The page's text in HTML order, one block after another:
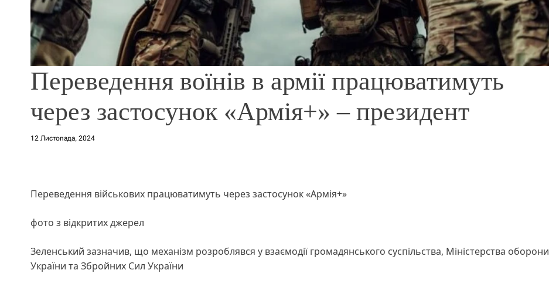
Переведення воїнів в армії працюватимуть
через застосунок «Армія+» – президент
12 Листопада, 2024
Переведення військових працюватимуть через застосунок «Армія+»
фото з відкритих джерел
Зеленський зазначив, що механізм розроблявся у взаємодії громадянського суспільства, Міністерства оборони
України та Збройних Сил України